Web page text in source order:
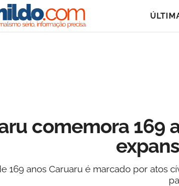
comemora 169
169 anos Caruaru é marcado por atos